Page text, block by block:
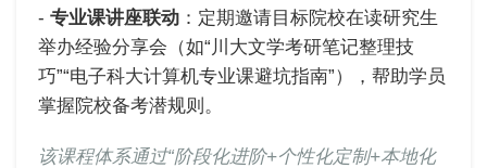
- 专业课讲座联动 ：定期邀请目标院校在读研究生
举办经验分享会（如“川大文学考研笔记整理技
巧”“电子科大计算机专业课避坑指南”），帮助学员
掌握院校备考潜规则。
该课程体系通过“阶段化进阶+个性化定制+本地化